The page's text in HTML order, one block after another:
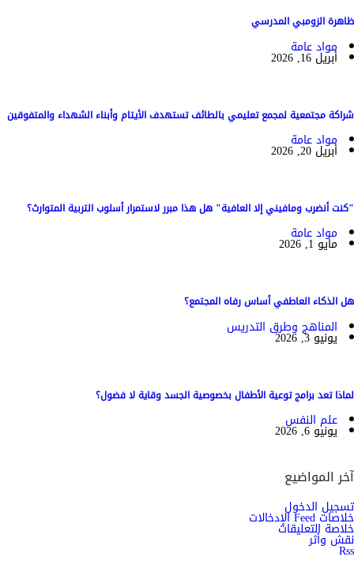
ظاهرة الزومبي المدرسي
مواد عامة
أبريل 16, 2026
شراكة مجتمعية لمجمع تعليمي بالطائف تستهدف الأيتام وأبناء الشهداء والمتفوقين
مواد عامة
أبريل 20, 2026
"كنت أنضرب ومافيني إلا العافية" هل هذا مبرر لاستمرار أسلوب التربية المتوارث؟
مواد عامة
مايو 1, 2026
هل الذكاء العاطفي أساس رفاه المجتمع؟
المناهج وطرق التدريس
يونيو 3, 2026
لماذا تعد برامج توعية الأطفال بخصوصية الجسد وقاية لا فضول؟
علم النفس
يونيو 6, 2026
آخر المواضيع
تسجيل الدخول
خلاصات Feed الإدخالات
خلاصة التعليقات
نقش وأثر
Rss